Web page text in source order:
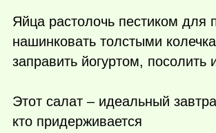
Яйца растолочь пестиком для
нашинковать толстыми
заправить йогуртом, посолить
Этот салат – идеальный
кто придерживается